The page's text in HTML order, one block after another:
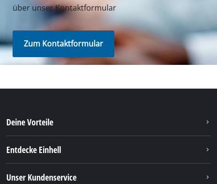
über unser Kontaktformular
Zum Kontaktformular
Deine Vorteile
Entdecke Einhell
Unser Kundenservice